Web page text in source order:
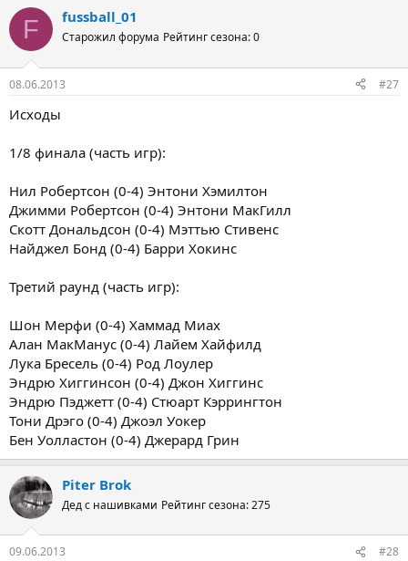
F fussball_01
Старожил форума Рейтинг сезона: 0
08.06.2013 #27
Исходы
1/8 финала (часть игр):
Нил Робертсон (0-4) Энтони Хэмилтон
Джимми Робертсон (0-4) Энтони МакГилл
Скотт Дональдсон (0-4) Мэттью Стивенс
Найджел Бонд (0-4) Барри Хокинс
Третий раунд (часть игр):
Шон Мерфи (0-4) Хаммад Миах
Алан МакМанус (0-4) Лайем Хайфилд
Лука Бресель (0-4) Род Лоулер
Эндрю Хиггинсон (0-4) Джон Хиггинс
Эндрю Пэджетт (0-4) Стюарт Кэррингтон
Тони Дрэго (0-4) Джоэл Уокер
Бен Уолластон (0-4) Джерард Грин
Piter Brok
Дед с нашивками Рейтинг сезона: 275
09.06.2013 #28